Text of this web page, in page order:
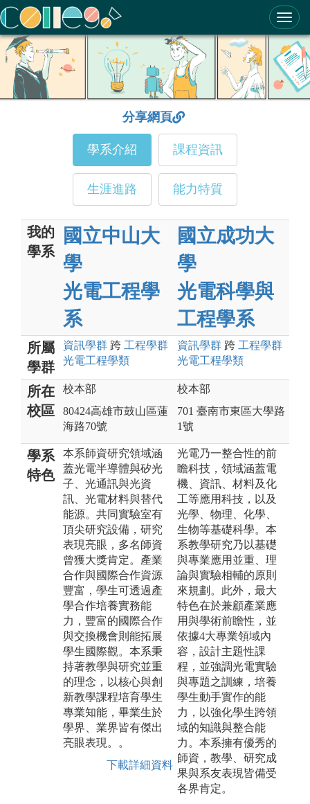
ColleGo! 大學選才與高中育才輔助系統
分享網頁
學系介紹 課程資訊
生涯進路 能力特質
我的
學系
國立中山大
學
光電工程學
系
國立成功大
學
光電科學與
工程學系
所屬
學群
資訊學群 跨 工程學群
光電工程學類
資訊學群 跨 工程學群
光電工程學類
所在
校區
校本部
80424高雄市鼓山區蓮
海路70號
校本部
701 臺南市東區大學路
1號
學系
特色
本系師資研究領域涵
蓋光電半導體與矽光
子、光通訊與光資
訊、光電材料與替代
能源。共同實驗室有
頂尖研究設備，研究
表現亮眼，多名師資
曾獲大獎肯定。產業
合作與國際合作資源
豐富，學生可透過產
學合作培養實務能
力，豐富的國際合作
與交換機會則能拓展
學生國際觀。本系秉
持著教學與研究並重
的理念，以核心與創
新教學課程培育學生
專業知能，畢業生於
學界、業界皆有傑出
亮眼表現。。
下載詳細資料
光電乃一整合性的前
瞻科技，領域涵蓋電
機、資訊、材料及化
工等應用科技，以及
光學、物理、化學、
生物等基礎科學。本
系教學研究乃以基礎
與專業應用並重、理
論與實驗相輔的原則
來規劃。此外，最大
特色在於兼顧產業應
用與學術前瞻性，並
依據4大專業領域內
容，設計主題性課
程，並強調光電實驗
與專題之訓練，培養
學生動手實作的能
力，以強化學生跨領
域的知識與整合能
力。本系擁有優秀的
師資，教學、研究成
果與系友表現皆備受
各界肯定。